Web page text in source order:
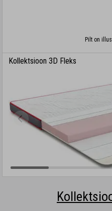
Pilt on
Kollektsioon 3D Fleks